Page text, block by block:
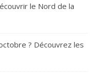
le Nord de la
? Découvrez les